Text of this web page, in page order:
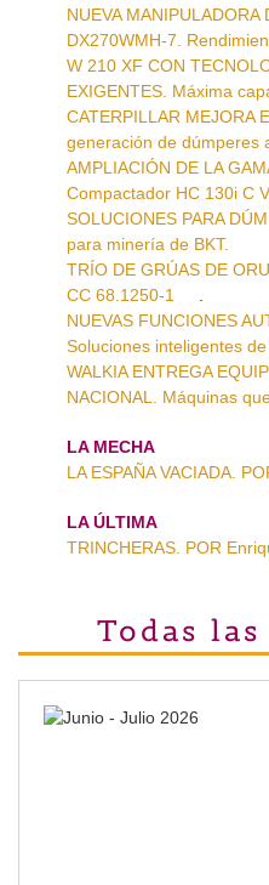
NUEVA MANIPULADORA
DX270WMH-7.
W 210 XF CON
EXIGENTES. Máxima
CATERPILLAR MEJORA
generación de dúmperes
AMPLIACIÓN DE LA
Compactador HC 130i C
SOLUCIONES PARA
para minería de BKT.
TRÍO DE GRÚAS DE
CC 68.1250-1
NUEVAS FUNCIONES
Soluciones inteligentes
WALKIA ENTREGA
NACIONAL. Máquinas
LA MECHA
LA ESPAÑA VACIADA.
LA ÚLTIMA
TRINCHERAS. POR
Todas